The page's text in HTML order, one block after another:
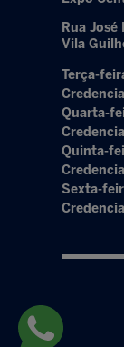
Rua
Vila
Terça-
Quarta-
Quinta-
Sexta-